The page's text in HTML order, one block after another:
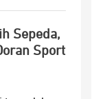
Sepeda,
Sport